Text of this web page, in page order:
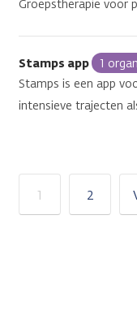
Groepstherapie voor
Stamps app
1
Stamps is een app
intensieve trajecten
1 2